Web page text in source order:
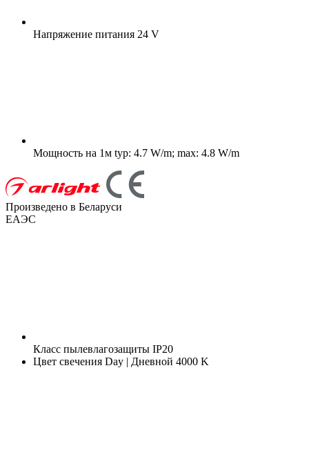
Напряжение питания 24 V
Мощность на 1м typ: 4.7 W/m; max: 4.8 W/m
Произведено в Беларуси
ЕАЭС
Класс пылевлагозащиты IP20
Цвет свечения Day | Дневной 4000 K